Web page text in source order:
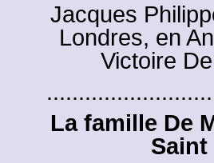
Jacques
Londres, en
Victoire
La famille De
Saint